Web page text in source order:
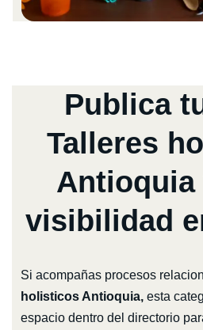
Publica
Talleres
Antioquia
visibilidad
Si acompañas procesos
holisticos Antioquia,esta
espacio dentro del directorio